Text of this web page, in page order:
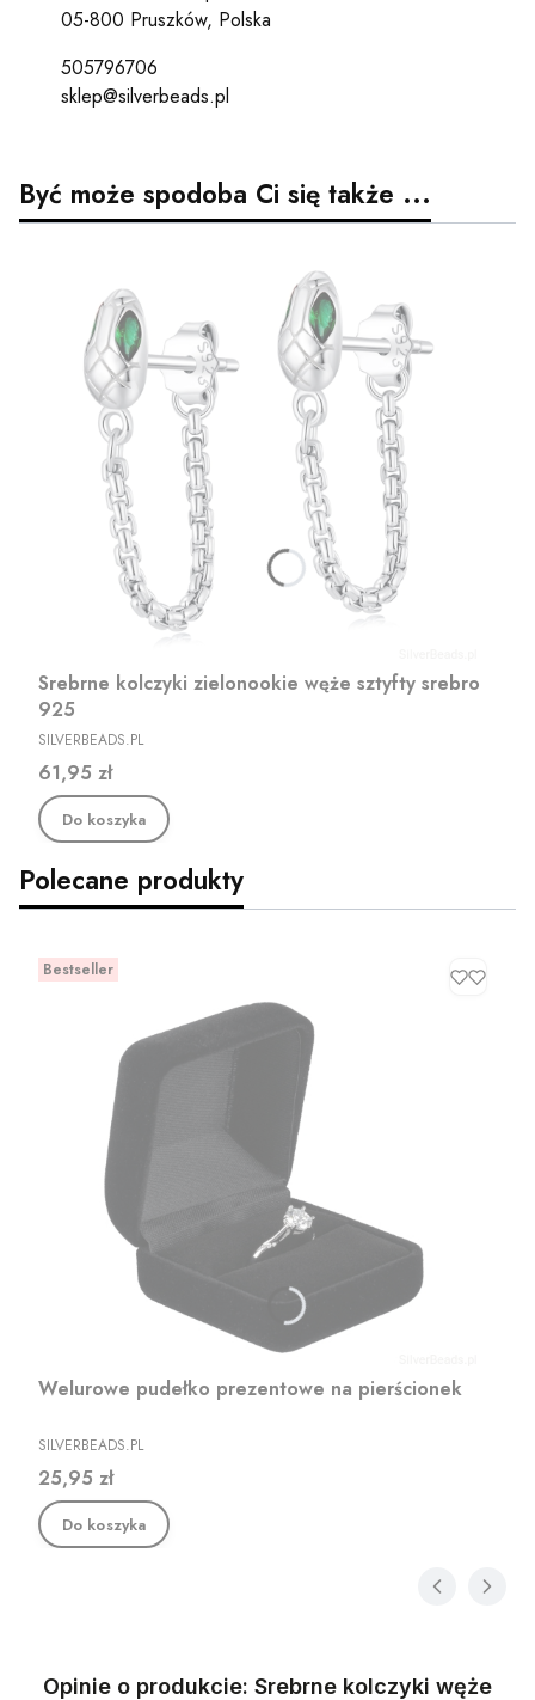
05-800 Pruszków, Polska
505796706
sklep@silverbeads.pl
Być może spodoba Ci się także ...
Srebrne kolczyki zielonookie węże sztyfty srebro
925
PRODUCENT
SILVERBEADS.PL
Cena
61,95 zł
Do koszyka
Polecane produkty
Bestseller
Welurowe pudełko prezentowe na pierścionek
PRODUCENT
SILVERBEADS.PL
Cena
25,95 zł
Do koszyka
Opinie o produkcie: Srebrne kolczyki węże